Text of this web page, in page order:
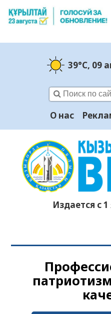
39°C, 09
О нас
Издается с 1